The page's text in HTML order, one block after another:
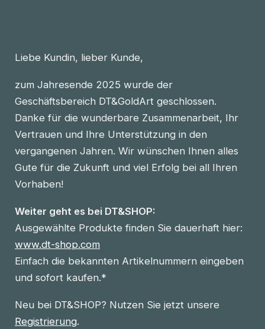
Liebe Kundin, lieber Kunde,
zum Jahresende 2025 wurde der
Geschäftsbereich DT&GoldArt geschlossen.
Danke für die wunderbare Zusammenarbeit, Ihr
Vertrauen und Ihre Unterstützung in den
vergangenen Jahren. Wir wünschen Ihnen alles
Gute für die Zukunft und viel Erfolg bei all Ihren
Vorhaben!
Weiter geht es bei DT&SHOP:
Ausgewählte Produkte finden Sie dauerhaft hier:
www.dt-shop.com
Einfach die bekannten Artikelnummern eingeben
und sofort kaufen.*
Neu bei DT&SHOP? Nutzen Sie jetzt unsere
Registrierung.